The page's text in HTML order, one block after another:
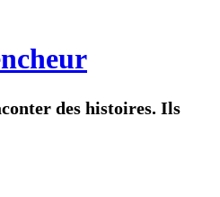
des histoires. Ils